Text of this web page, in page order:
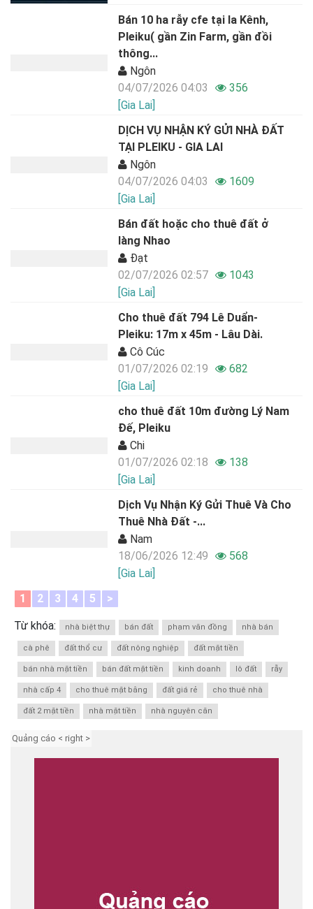
Bán 10 ha rẫy cfe tại Ia Kênh,
Pleiku( gần Zin Farm, gần đồi
thông...
Ngôn
04/07/2026 04:03
356
[Gia Lai]
DỊCH VỤ NHẬN KÝ GỬI NHÀ ĐẤT
TẠI PLEIKU - GIA LAI
Ngôn
04/07/2026 04:03
1609
[Gia Lai]
Bán đất hoặc cho thuê đất ở
làng Nhao
Đạt
02/07/2026 02:57
1043
[Gia Lai]
Cho thuê đất 794 Lê Duẩn-
Pleiku: 17m x 45m - Lâu Dài.
Cô Cúc
01/07/2026 02:19
682
[Gia Lai]
cho thuê đất 10m đường Lý Nam
Đế, Pleiku
Chi
01/07/2026 02:18
138
[Gia Lai]
Dịch Vụ Nhận Ký Gửi Thuê Và Cho
Thuê Nhà Đất -...
Nam
18/06/2026 12:49
568
[Gia Lai]
1
2 3 4 5 >
Từ khóa: nhà biệt thự bán đất phạm văn đồng nhà bán
cà phê đất thổ cư đất nông nghiệp đất mặt tiền
bán nhà mặt tiền bán đất mặt tiền kinh doanh lô đất rẫy
nhà cấp 4 cho thuê mặt bằng đất giá rẻ cho thuê nhà
đất 2 mặt tiền nhà mặt tiền nhà nguyên căn
Quảng cáo < right >